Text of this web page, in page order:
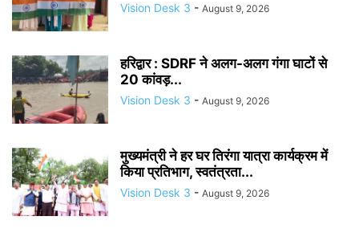
Vision Desk 3 - August 9, 2026
हरिद्वार : SDRF ने अलग-अलग गंगा घाटों से
20 कांवड़...
Vision Desk 3 - August 9, 2026
मुख्यमंत्री ने हर घर तिरंगा यात्रा कार्यक्रम में
किया प्रतिभाग, स्वतंत्रता...
Vision Desk 3 - August 9, 2026